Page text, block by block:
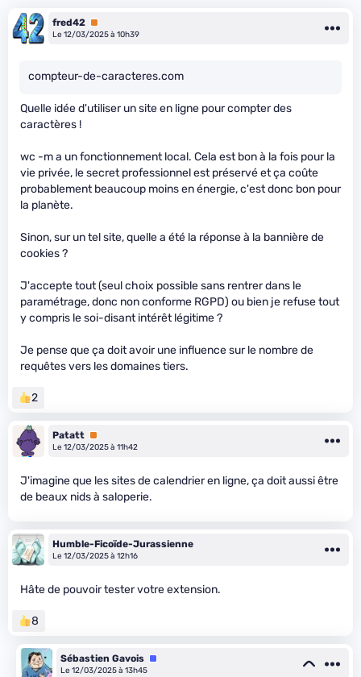
fred42 Premium
Le 12/03/2025 à 10h39
compteur-de-caracteres.com
Quelle idée d'utiliser un site en ligne pour compter des
caractères !
wc -m a un fonctionnement local. Cela est bon à la fois pour la
vie privée, le secret professionnel est préservé et ça coûte
probablement beaucoup moins en énergie, c'est donc bon pour
la planète.
Sinon, sur un tel site, quelle a été la réponse à la bannière de
cookies ?
J'accepte tout (seul choix possible sans rentrer dans le
paramétrage, donc non conforme RGPD) ou bien je refuse tout
y compris le soi-disant intérêt légitime ?
Je pense que ça doit avoir une influence sur le nombre de
requêtes vers les domaines tiers.
2
Patatt Premium
Le 12/03/2025 à 11h42
J'imagine que les sites de calendrier en ligne, ça doit aussi être
de beaux nids à saloperie.
Humble-Ficoïde-Jurassienne
Le 12/03/2025 à 12h16
Hâte de pouvoir tester votre extension.
8
Sébastien Gavois Équipe
Le 12/03/2025 à 13h45